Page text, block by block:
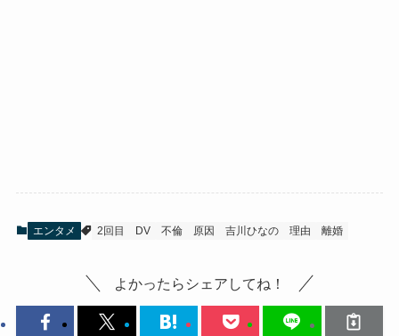
エンタメ 2回目 DV 不倫 原因 吉川ひなの 理由 離婚
よかったらシェアしてね！